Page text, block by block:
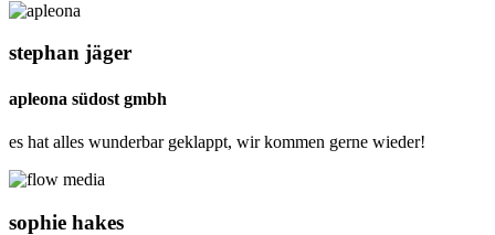
stephan jäger
apleona südost gmbh
es hat alles wunderbar geklappt, wir kommen gerne wieder!
sophie hakes